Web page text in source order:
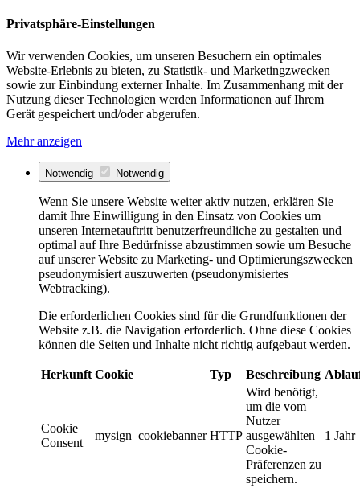
Privatsphäre-Einstellungen
Wir verwenden Cookies, um unseren Besuchern ein optimales
Website-Erlebnis zu bieten, zu Statistik- und Marketingzwecken
sowie zur Einbindung externer Inhalte. Im Zusammenhang mit der
Nutzung dieser Technologien werden Informationen auf Ihrem
Gerät gespeichert und/oder abgerufen.
Mehr anzeigen
Notwendig Notwendig
Wenn Sie unsere Website weiter aktiv nutzen, erklären Sie
damit Ihre Einwilligung in den Einsatz von Cookies um
unseren Internetauftritt benutzerfreundliche zu gestalten und
optimal auf Ihre Bedürfnisse abzustimmen sowie um Besuche
auf unserer Website zu Marketing- und Optimierungszwecken
pseudonymisiert auszuwerten (pseudonymisiertes
Webtracking).
Die erforderlichen Cookies sind für die Grundfunktionen der
Website z.B. die Navigation erforderlich. Ohne diese Cookies
können die Seiten und Inhalte nicht richtig aufgebaut werden.
Herkunft Cookie Typ Beschreibung
Cookie
Consent
mysign_cookiebanner HTTP
Wird benötigt,
um die vom
Nutzer
ausgewählten
Cookie-
Präferenzen zu
speichern.
1 Jahr